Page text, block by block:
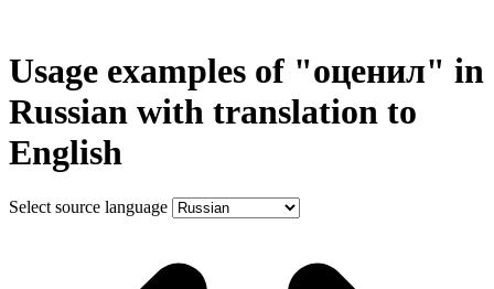
Usage examples of "оценил" in
Russian with translation to
English
Select source language